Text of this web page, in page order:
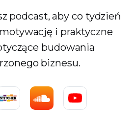
podcast, aby co tydzień
i praktyczne
budowania
biznesu.